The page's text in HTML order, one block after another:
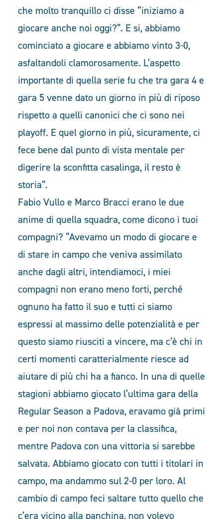
che molto tranquillo ci disse “iniziamo a
giocare anche noi oggi?”. E si, abbiamo
cominciato a giocare e abbiamo vinto 3-0,
asfaltandoli clamorosamente. L’aspetto
importante di quella serie fu che tra gara 4 e
gara 5 venne dato un giorno in più di riposo
rispetto a quelli canonici che ci sono nei
playoff. E quel giorno in più, sicuramente, ci
fece bene dal punto di vista mentale per
digerire la sconfitta casalinga, il resto è
storia”.
Fabio Vullo e Marco Bracci erano le due
anime di quella squadra, come dicono i tuoi
compagni? “Avevamo un modo di giocare e
di stare in campo che veniva assimilato
anche dagli altri, intendiamoci, i miei
compagni non erano meno forti, perché
ognuno ha fatto il suo e tutti ci siamo
espressi al massimo delle potenzialità e per
questo siamo riusciti a vincere, ma c’è chi in
certi momenti caratterialmente riesce ad
aiutare di più chi ha a fianco. In una di quelle
stagioni abbiamo giocato l’ultima gara della
Regular Season a Padova, eravamo già primi
e per noi non contava per la classifica,
mentre Padova con una vittoria si sarebbe
salvata. Abbiamo giocato con tutti i titolari in
campo, ma andammo sul 2-0 per loro. Al
cambio di campo feci saltare tutto quello che
c’era vicino alla panchina, non volevo